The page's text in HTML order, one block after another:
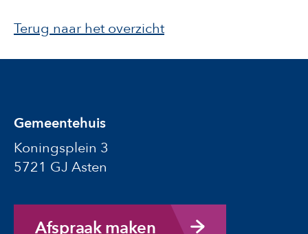
Terug naar het overzicht
Gemeentehuis
Koningsplein 3
5721 GJ Asten
Afspraak maken